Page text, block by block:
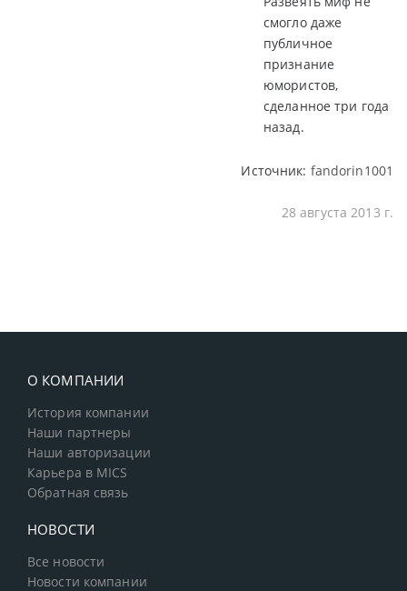
смогло даже
публичное
признание
юмористов,
сделанное три года
назад.
Источник: fandorin1001
28 августа 2013 г.
О КОМПАНИИ
История компании
Наши партнеры
Наши авторизации
Карьера в MICS
Обратная связь
НОВОСТИ
Все новости
Новости компании